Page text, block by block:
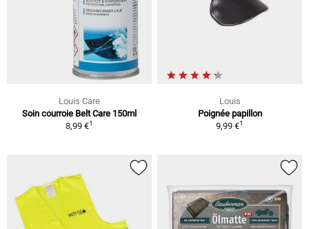
Louis Care
Soin courroie Belt Care 150ml
8,99 €1
Louis
Poignée papillon
9,99 €1